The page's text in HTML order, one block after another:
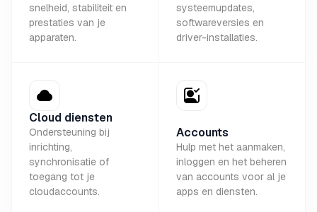
snelheid, stabiliteit en
prestaties van je
apparaten.
systeemupdates,
softwareversies en
driver-installaties.
Cloud diensten
Ondersteuning bij
inrichting,
synchronisatie of
toegang tot je
cloudaccounts.
Accounts
Hulp met het aanmaken,
inloggen en het beheren
van accounts voor al je
apps en diensten.